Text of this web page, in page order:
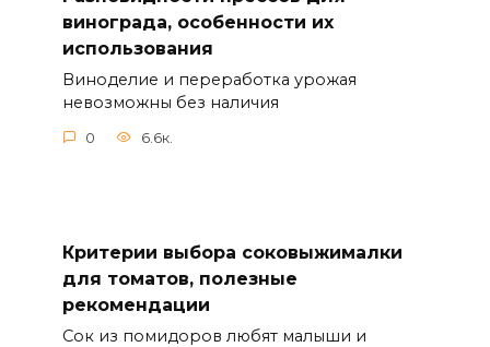
винограда, особенности их
использования
Виноделие и переработка урожая
невозможны без наличия
0 6.6к.
Критерии выбора соковыжималки
для томатов, полезные
рекомендации
Сок из помидоров любят малыши и